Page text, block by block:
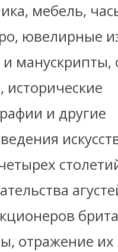
мебель,
ювелирные
и манускрипты,
исторические
и другие
отражение